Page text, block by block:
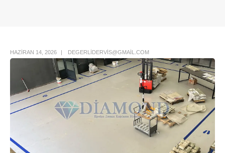
HAZIRAN 14, 2026 DEGERLIDERVIS@GMAIL.COM
Author Box